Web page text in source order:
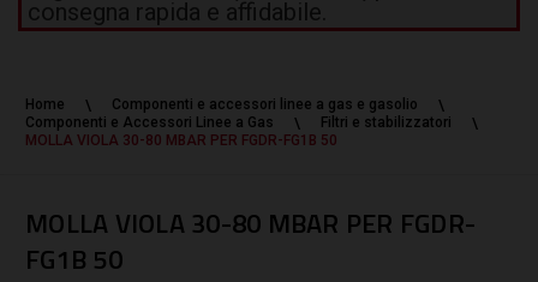
consegna rapida e affidabile.
Home
Componenti e accessori linee a gas e gasolio
Componenti e Accessori Linee a Gas
Filtri e stabilizzatori
MOLLA VIOLA 30-80 MBAR PER FGDR-FG1B 50
MOLLA VIOLA 30-80 MBAR PER FGDR-
FG1B 50